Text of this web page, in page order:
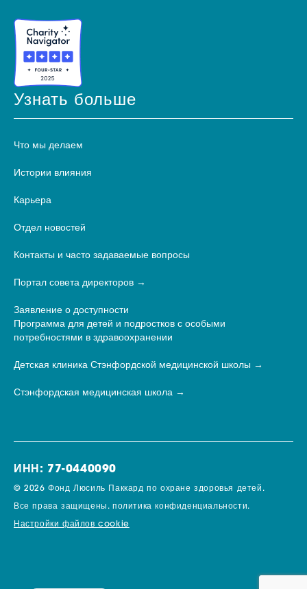
Узнать больше
Что мы делаем
Истории влияния
Карьера
Отдел новостей
Контакты и часто задаваемые вопросы
Портал совета директоров
Заявление о доступности
Программа для детей и подростков с особыми
потребностями в здравоохранении
Детская клиника Стэнфордской медицинской школы
Стэнфордская медицинская школа
ИНН: 77-0440090
© 2026 Фонд Люсиль Паккард по охране здоровья детей.
Все права защищены. политика конфиденциальности.
Настройки файлов cookie